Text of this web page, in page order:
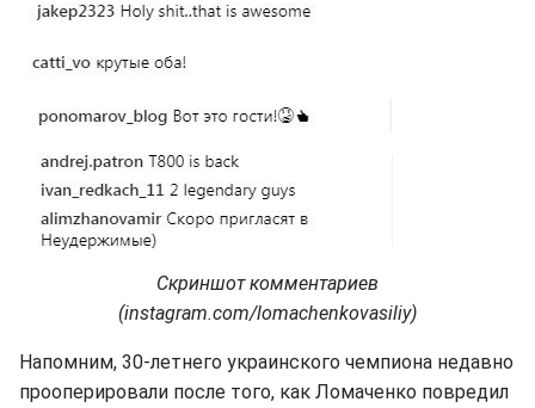
Скриншот комментариев
(instagram.com/lomachenkovasiliy)
Напомним, 30-летнего украинского чемпиона недавно
прооперировали после того, как Ломаченко повредил